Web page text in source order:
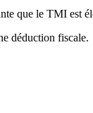
que le TMI est
déduction fiscale.